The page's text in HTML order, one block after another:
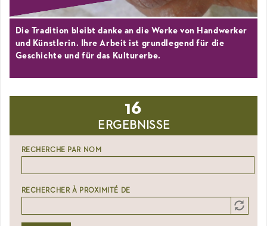
Die Tradition bleibt danke an die Werke von Handwerker
und Künstlerin. Ihre Arbeit ist grundlegend für die
Geschichte und für das Kulturerbe.
16
ERGEBNISSE
RECHERCHE PAR NOM
RECHERCHER À PROXIMITÉ DE